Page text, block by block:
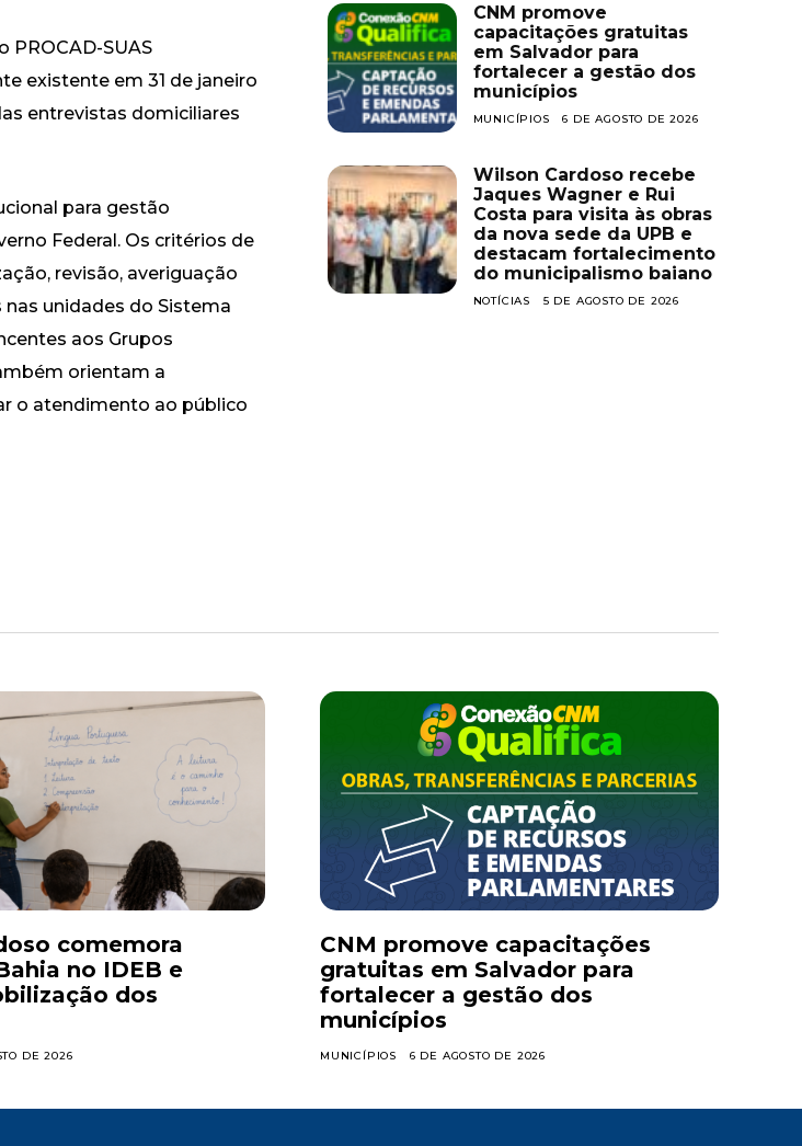
PROCAD-SUAS
existente em 31 de janeiro
entrevistas domiciliares
para gestão
Federal. Os critérios de
revisão, averiguação
unidades do Sistema
aos Grupos
orientam a
o atendimento ao público
CNM promove
capacitações gratuitas
em Salvador para
fortalecer a gestão dos
municípios
MUNICÍPIOS 6 DE AGOSTO DE 2026
Wilson Cardoso recebe
Jaques Wagner e Rui
Costa para visita às obras
da nova sede da UPB e
destacam fortalecimento
do municipalismo baiano
NOTÍCIAS 5 DE AGOSTO DE 2026
comemora
no IDEB e
dos
DE 2026
CNM promove capacitações
gratuitas em Salvador para
fortalecer a gestão dos
municípios
MUNICÍPIOS 6 DE AGOSTO DE 2026